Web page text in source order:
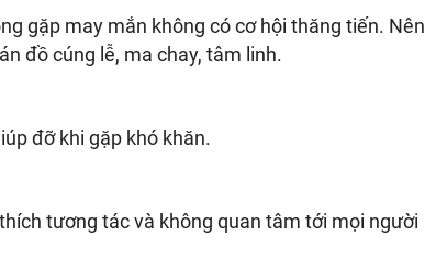
gặp may mắn không có cơ hội thăng tiến. Nên
đồ cúng lễ, ma chay, tâm linh.
đỡ khi gặp khó khăn.
tương tác và không quan tâm tới mọi người